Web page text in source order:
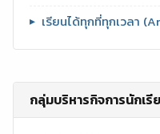
เรียนได้ทุกที่ทุกเวลา
กลุ่มบริหารกิจการนักเรี